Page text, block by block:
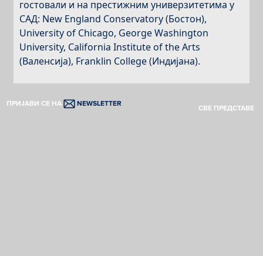
гостовали и на престижним универзитетима у
САД: New England Conservatory (Бостон),
University of Chicago, George Washington
University, California Institute of the Arts
(Валенсија), Franklin College (Индијана).
ПРИЈАВИ СЕ НА NEWSLETTER
СВЕ ПРЕДСТАВЕ